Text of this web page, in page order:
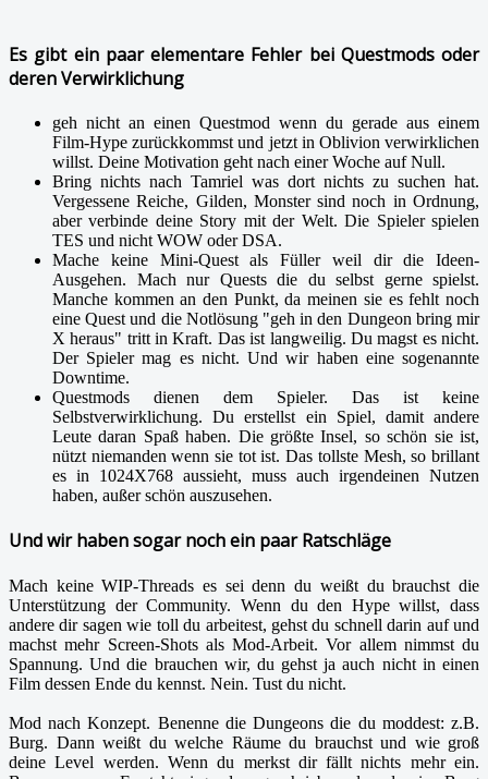
Es gibt ein paar elementare Fehler bei Questmods oder
deren Verwirklichung
geh nicht an einen Questmod wenn du gerade aus einem
Film-Hype zurückkommst und jetzt in Oblivion verwirklichen
willst. Deine Motivation geht nach einer Woche auf Null.
Bring nichts nach Tamriel was dort nichts zu suchen hat.
Vergessene Reiche, Gilden, Monster sind noch in Ordnung,
aber verbinde deine Story mit der Welt. Die Spieler spielen
TES und nicht WOW oder DSA.
Mache keine Mini-Quest als Füller weil dir die Ideen-
Ausgehen. Mach nur Quests die du selbst gerne spielst.
Manche kommen an den Punkt, da meinen sie es fehlt noch
eine Quest und die Notlösung "geh in den Dungeon bring mir
X heraus" tritt in Kraft. Das ist langweilig. Du magst es nicht.
Der Spieler mag es nicht. Und wir haben eine sogenannte
Downtime.
Questmods dienen dem Spieler. Das ist keine
Selbstverwirklichung. Du erstellst ein Spiel, damit andere
Leute daran Spaß haben. Die größte Insel, so schön sie ist,
nützt niemanden wenn sie tot ist. Das tollste Mesh, so brillant
es in 1024X768 aussieht, muss auch irgendeinen Nutzen
haben, außer schön auszusehen.
Und wir haben sogar noch ein paar Ratschläge
Mach keine WIP-Threads es sei denn du weißt du brauchst die
Unterstützung der Community. Wenn du den Hype willst, dass
andere dir sagen wie toll du arbeitest, gehst du schnell darin auf und
machst mehr Screen-Shots als Mod-Arbeit. Vor allem nimmst du
Spannung. Und die brauchen wir, du gehst ja auch nicht in einen
Film dessen Ende du kennst. Nein. Tust du nicht.
Mod nach Konzept. Benenne die Dungeons die du moddest: z.B.
Burg. Dann weißt du welche Räume du brauchst und wie groß
deine Level werden. Wenn du merkst dir fällt nichts mehr ein.